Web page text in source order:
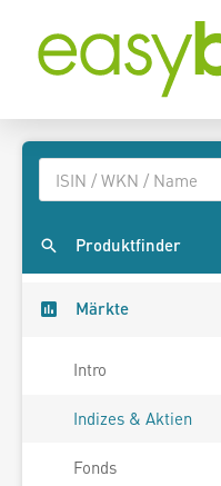
Produktfinder
Märkte
Intro
Indizes & Aktien
Fonds